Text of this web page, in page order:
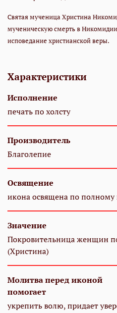
Святая мученица Христина
мученическую смерть в Никомидии
исповедание христианской веры.
Характеристики
Исполнение
печать по холсту
Производитель
Благолепие
Освящение
икона освящена по полному
Значение
Покровительница женщин
(Христина)
Молитва перед иконой
помогает
укрепить волю, придает